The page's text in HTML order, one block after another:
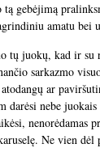
tą gebėjimą
amatu bei
tų juokų, kad ir su
sarkazmo
ar
darėsi nebe
nenorėdamas
Ne vien